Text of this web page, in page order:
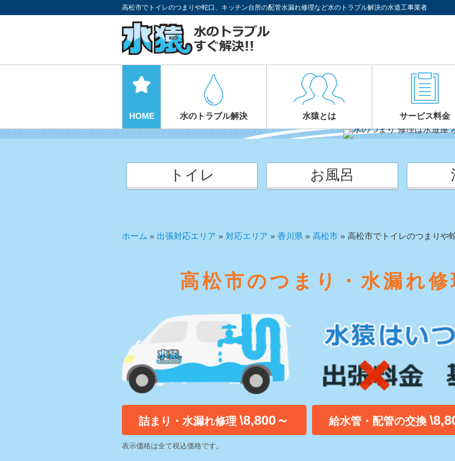
高松市でトイレのつまりや蛇口、キッチン台所の配管水漏れ修理など水のトラブル解決の水道工事業者
HOME 水のトラブル解決 水猿とは サービス料金
トイレ お風呂
ホーム » 出張対応エリア » 対応エリア » 香川県 » 高松市 » 高松市でトイレのつまりや
高松市のつまり・水漏れ
詰まり・水漏れ修理 \8,800～ 給水管・配管の交換
表示価格は全て税込価格です。